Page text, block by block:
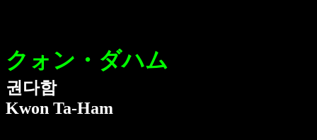
クォン・ダハム
권다함
Kwon Ta-Ham